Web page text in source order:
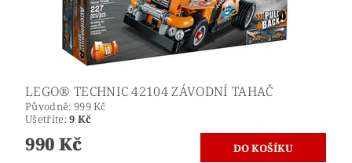
LEGO® TECHNIC 42104 ZÁVODNÍ TAHAČ
Původně: 999 Kč
Ušetříte:9 Kč
990 Kč